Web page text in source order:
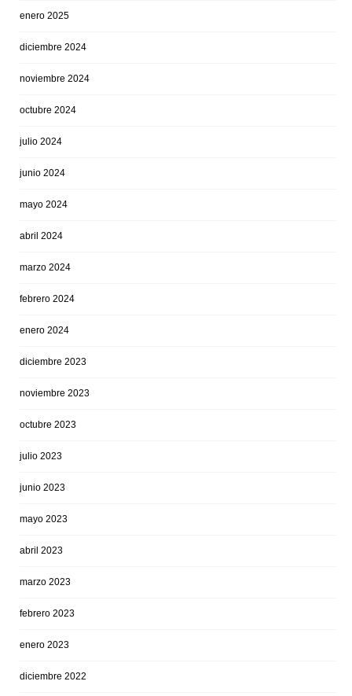
enero 2025
diciembre 2024
noviembre 2024
octubre 2024
julio 2024
junio 2024
mayo 2024
abril 2024
marzo 2024
febrero 2024
enero 2024
diciembre 2023
noviembre 2023
octubre 2023
julio 2023
junio 2023
mayo 2023
abril 2023
marzo 2023
febrero 2023
enero 2023
diciembre 2022